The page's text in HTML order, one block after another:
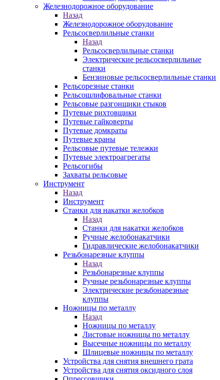
Железнодорожное оборудование
Назад
Железнодорожное оборудование
Рельсосверлильные станки
Назад
Рельсосверлильные станки
Электрические рельсосверлильные
станки
Бензиновые рельсосверлильные станки
Рельсорезные станки
Рельсошлифовальные станки
Рельсовые разгонщики стыков
Путевые рихтовщики
Путевые гайковерты
Путевые домкраты
Путевые краны
Рельсовые путевые тележки
Путевые электроагрегаты
Рельсогибы
Захваты рельсовые
Инструмент
Назад
Инструмент
Станки для накатки желобков
Назад
Станки для накатки желобков
Ручные желобонакатчики
Гидравлические желобонакатчики
Резьбонарезные клуппы
Назад
Резьбонарезные клуппы
Ручные резьбонарезные клуппы
Электрические резьбонарезные
клуппы
Ножницы по металлу
Назад
Ножницы по металлу
Листовые ножницы по металлу
Высечные ножницы по металлу
Шлицевые ножницы по металлу
Устройства для снятия внешнего грата
Устройства для снятия оксидного слоя